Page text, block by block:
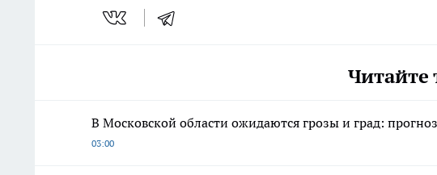
Читайте
В Московской области ожидаются грозы и град:
03:00